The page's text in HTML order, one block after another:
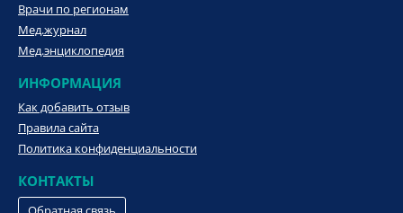
Врачи по регионам
Мед.журнал
Мед.энциклопедия
ИНФОРМАЦИЯ
Как добавить отзыв
Правила сайта
Политика конфиденциальности
КОНТАКТЫ